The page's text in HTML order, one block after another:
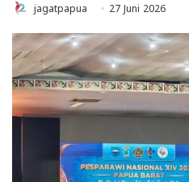
jagatpapua 27 Juni 2026